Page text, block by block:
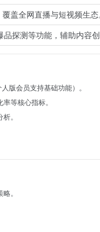
盖全网直播与短视频生态
探测等功能，辅助内容创
版会员支持基础功能）。
等核心指标。
。
。